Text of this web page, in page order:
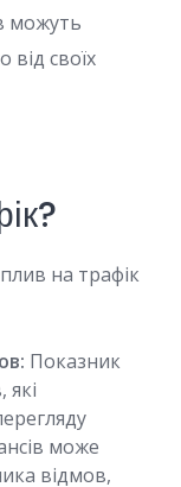
можуть
своїх
на трафік
Показник
може
відмов,